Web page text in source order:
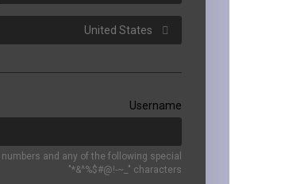
Username
and any of the following special
characters "_~-!@#$%^&*"